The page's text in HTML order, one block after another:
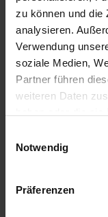
zu können und die
analysieren.
Verwendung
soziale Medien,
Partner führen
weiteren Daten
Notwendig
Präferenzen
Vorne/Hinten
Links und/oder rechts
Montagematerial
Länge